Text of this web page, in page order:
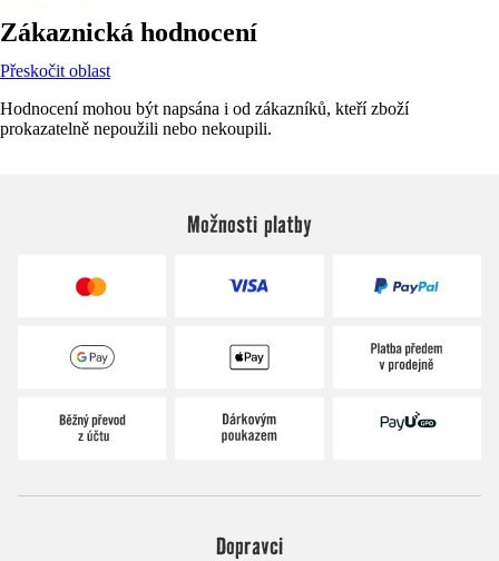
Zákaznická hodnocení
Přeskočit oblast
Hodnocení mohou být napsána i od zákazníků, kteří zboží
prokazatelně nepoužili nebo nekoupili.
Možnosti platby
Dopravci